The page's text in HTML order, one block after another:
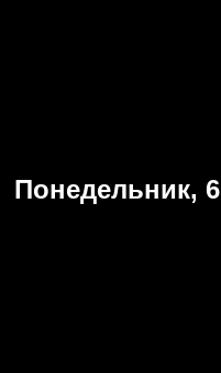
Понедельник,